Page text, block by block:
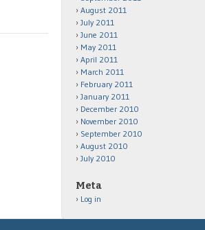
August 2011
July 2011
June 2011
May 2011
April 2011
March 2011
February 2011
January 2011
December 2010
November 2010
September 2010
August 2010
July 2010
Meta
Log in